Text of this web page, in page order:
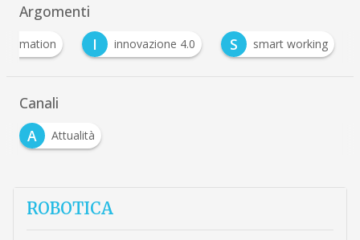
Argomenti
I innovazione 4.0 S smart working
Canali
A
Attualità
ROBOTICA